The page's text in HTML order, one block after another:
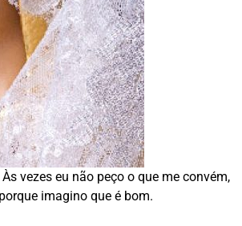
vezes eu não peço o que me convém,
imagino que é bom.